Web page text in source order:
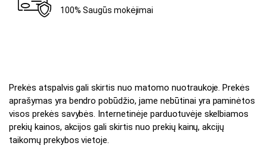
100% Saugūs mokėjimai
Prekės atspalvis gali skirtis nuo matomo nuotraukoje. Prekės
aprašymas yra bendro pobūdžio, jame nebūtinai yra paminėtos
visos prekės savybės. Internetinėje parduotuvėje skelbiamos
prekių kainos, akcijos gali skirtis nuo prekių kainų, akcijų
taikomų prekybos vietoje.